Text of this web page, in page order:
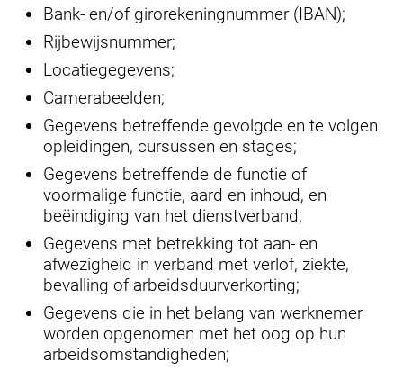
Bank- en/of girorekeningnummer (IBAN);
Rijbewijsnummer;
Locatiegegevens;
Camerabeelden;
Gegevens betreffende gevolgde en te volgen
opleidingen, cursussen en stages;
Gegevens betreffende de functie of
voormalige functie, aard en inhoud, en
beëindiging van het dienstverband;
Gegevens met betrekking tot aan- en
afwezigheid in verband met verlof, ziekte,
bevalling of arbeidsduurverkorting;
Gegevens die in het belang van werknemer
worden opgenomen met het oog op hun
arbeidsomstandigheden;